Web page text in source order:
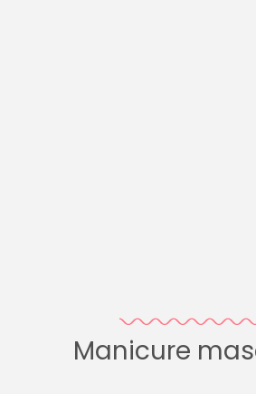
Manicure